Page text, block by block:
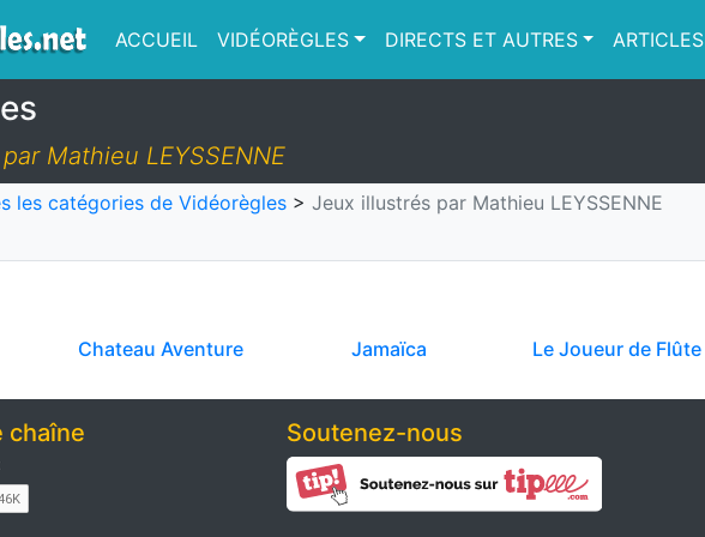
ACCUEIL VIDÉORÈGLES DIRECTS ET AUTRES ARTICLES
Mathieu LEYSSENNE
les catégories de Vidéorègles > Jeux illustrés par Mathieu LEYSSENNE
Chateau Aventure Jamaïca Le Joueur de Flûte
chaîne Soutenez-nous